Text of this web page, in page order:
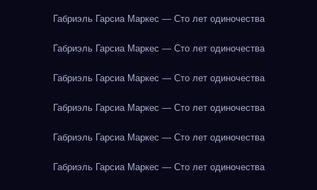
Габриэль Гарсиа Маркес — Сто лет одиночества
Габриэль Гарсиа Маркес — Сто лет одиночества
Габриэль Гарсиа Маркес — Сто лет одиночества
Габриэль Гарсиа Маркес — Сто лет одиночества
Габриэль Гарсиа Маркес — Сто лет одиночества
Габриэль Гарсиа Маркес — Сто лет одиночества